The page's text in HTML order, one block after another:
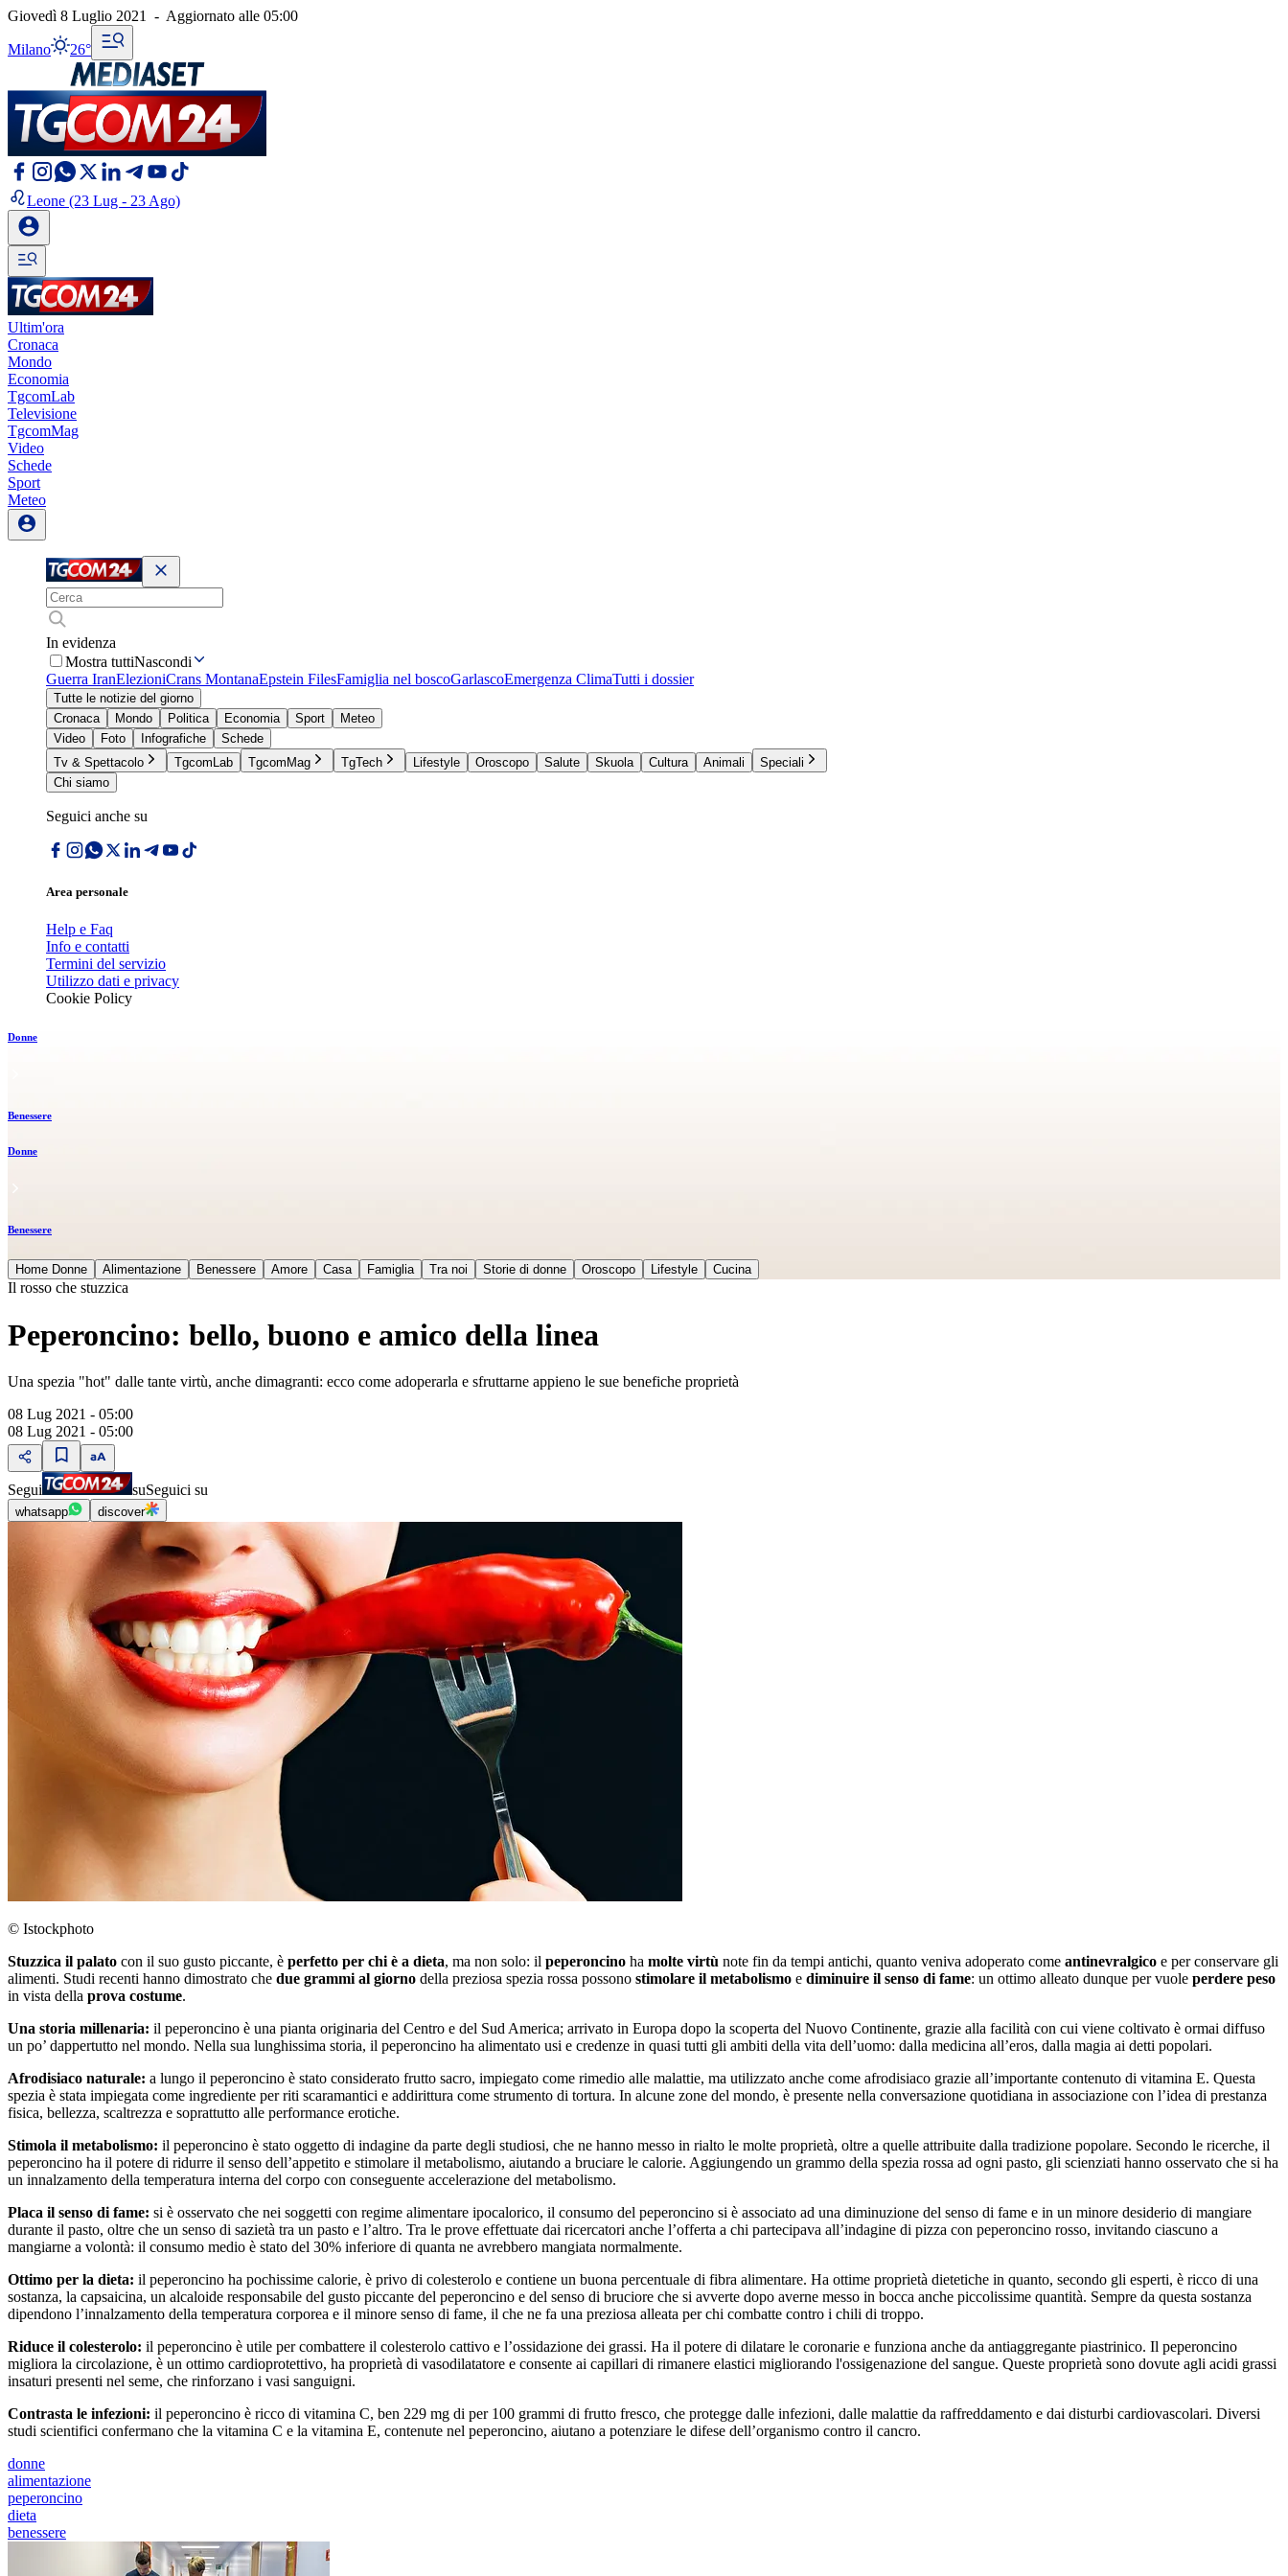
Giovedì 8 Luglio 2021 - Aggiornato alle 05:00
Milano 26°
Leone (23 Lug - 23 Ago)
Ultim'ora
Cronaca
Mondo
Economia
TgcomLab
Televisione
TgcomMag
Video
Schede
Sport
Meteo
In evidenza
Mostra tuttiNascondi
Guerra IranElezioniCrans MontanaEpstein FilesFamiglia nel boscoGarlascoEmergenza ClimaTutti i dossier
Tutte le notizie del giorno
Cronaca
Mondo Politica Economia Sport
Meteo
Video
Foto Infografiche
Schede
Tv & Spettacolo
TgcomLab TgcomMag TgTech Lifestyle Oroscopo Salute Skuola Cultura Animali
Speciali
Chi siamo
Seguici anche su
Area personale
Help e Faq
Info e contatti
Termini del servizio
Utilizzo dati e privacy
Cookie Policy
Donne
Benessere
Donne
Benessere
Home Donne Alimentazione Benessere Amore Casa Famiglia Tra noi Storie di donne Oroscopo Lifestyle Cucina
Il rosso che stuzzica
Peperoncino: bello, buono e amico della linea
Una spezia "hot" dalle tante virtù, anche dimagranti: ecco come adoperarla e sfruttarne appieno le sue benefiche proprietà
08 Lug 2021 - 05:00
08 Lug 2021 - 05:00
Segui suSeguici su
whatsapp discover
© Istockphoto
Stuzzica il palato con il suo gusto piccante, è perfetto per chi è a dieta, ma non solo: il peperoncino ha molte virtù note fin da tempi antichi, quanto veniva adoperato come antinevralgico e per conservare gli
alimenti. Studi recenti hanno dimostrato che due grammi al giorno della preziosa spezia rossa possono stimolare il metabolismo e diminuire il senso di fame: un ottimo alleato dunque per vuole perdere peso
in vista della prova costume.
Una storia millenaria: il peperoncino è una pianta originaria del Centro e del Sud America; arrivato in Europa dopo la scoperta del Nuovo Continente, grazie alla facilità con cui viene coltivato è ormai diffuso
un po’ dappertutto nel mondo. Nella sua lunghissima storia, il peperoncino ha alimentato usi e credenze in quasi tutti gli ambiti della vita dell’uomo: dalla medicina all’eros, dalla magia ai detti popolari.
Afrodisiaco naturale: a lungo il peperoncino è stato considerato frutto sacro, impiegato come rimedio alle malattie, ma utilizzato anche come afrodisiaco grazie all’importante contenuto di vitamina E. Questa
spezia è stata impiegata come ingrediente per riti scaramantici e addirittura come strumento di tortura. In alcune zone del mondo, è presente nella conversazione quotidiana in associazione con l’idea di prestanza
fisica, bellezza, scaltrezza e soprattutto alle performance erotiche.
Stimola il metabolismo: il peperoncino è stato oggetto di indagine da parte degli studiosi, che ne hanno messo in rialto le molte proprietà, oltre a quelle attribuite dalla tradizione popolare. Secondo le ricerche, il
peperoncino ha il potere di ridurre il senso dell’appetito e stimolare il metabolismo, aiutando a bruciare le calorie. Aggiungendo un grammo della spezia rossa ad ogni pasto, gli scienziati hanno osservato che si ha
un innalzamento della temperatura interna del corpo con conseguente accelerazione del metabolismo.
Placa il senso di fame: si è osservato che nei soggetti con regime alimentare ipocalorico, il consumo del peperoncino si è associato ad una diminuzione del senso di fame e in un minore desiderio di mangiare
durante il pasto, oltre che un senso di sazietà tra un pasto e l’altro. Tra le prove effettuate dai ricercatori anche l’offerta a chi partecipava all’indagine di pizza con peperoncino rosso, invitando ciascuno a
mangiarne a volontà: il consumo medio è stato del 30% inferiore di quanta ne avrebbero mangiata normalmente.
Ottimo per la dieta: il peperoncino ha pochissime calorie, è privo di colesterolo e contiene un buona percentuale di fibra alimentare. Ha ottime proprietà dietetiche in quanto, secondo gli esperti, è ricco di una
sostanza, la capsaicina, un alcaloide responsabile del gusto piccante del peperoncino e del senso di bruciore che si avverte dopo averne messo in bocca anche piccolissime quantità. Sempre da questa sostanza
dipendono l’innalzamento della temperatura corporea e il minore senso di fame, il che ne fa una preziosa alleata per chi combatte contro i chili di troppo.
Riduce il colesterolo: il peperoncino è utile per combattere il colesterolo cattivo e l’ossidazione dei grassi. Ha il potere di dilatare le coronarie e funziona anche da antiaggregante piastrinico. Il peperoncino
migliora la circolazione, è un ottimo cardioprotettivo, ha proprietà di vasodilatatore e consente ai capillari di rimanere elastici migliorando l'ossigenazione del sangue. Queste proprietà sono dovute agli acidi grassi
insaturi presenti nel seme, che rinforzano i vasi sanguigni.
Contrasta le infezioni: il peperoncino è ricco di vitamina C, ben 229 mg di per 100 grammi di frutto fresco, che protegge dalle infezioni, dalle malattie da raffreddamento e dai disturbi cardiovascolari. Diversi
studi scientifici confermano che la vitamina C e la vitamina E, contenute nel peperoncino, aiutano a potenziare le difese dell’organismo contro il cancro.
donne
alimentazione
peperoncino
dieta
benessere